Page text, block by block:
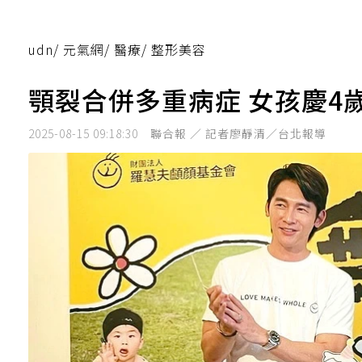
udn/ 元氣網/ 醫療/ 整形美容
顎裂合併多重病症 女孩慶4
2025-08-15 09:18:30 聯合報 ／ 記者廖靜清／台北報導